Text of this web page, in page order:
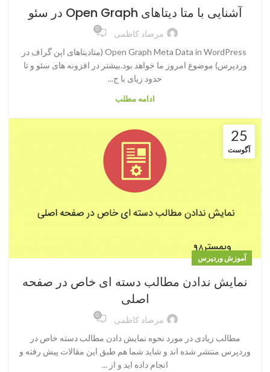
آشنایی با متا دیتاهای Open Graph در سئو
مرصاد کاظمی 0
Open Graph Meta Data in WordPress (متادیتاهای اپن گراف در
وردپرس) موضوع امروز ما خواهد بود.بیشتر در افزونه های سئو و تا
حدود زیای با ج...
ادامه مطلب
25
آگوست
آموزش وردپرس
نمایش ندادن مطالب دسته ای خاص در صفحه
اصلی
مرصاد کاظمی 0
مطالب زیادی در مورد نحوه نمایش دادن مطالب دسته خاص در
وردپرس منتشر شده اند و شاید شما هم طبق این مقالات پیش رفته و
انجام داده اید و از ...